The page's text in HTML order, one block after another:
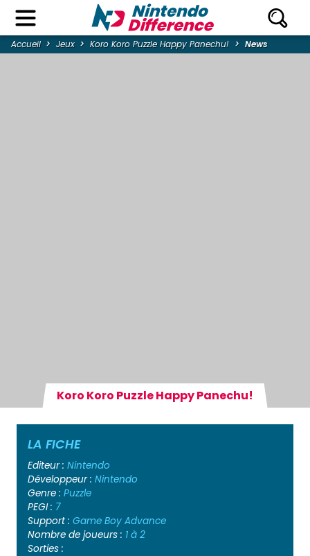
Accueil Jeux Koro Koro Puzzle Happy Panechu! News
Koro Koro Puzzle Happy Panechu!
LA FICHE
Editeur : Nintendo
Développeur : Nintendo
Genre : Puzzle
PEGI : 7
Support : Game Boy Advance
Nombre de joueurs : 1 à 2
Sorties :